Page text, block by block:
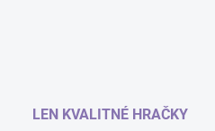
LEN KVALITNÉ HRAČKY